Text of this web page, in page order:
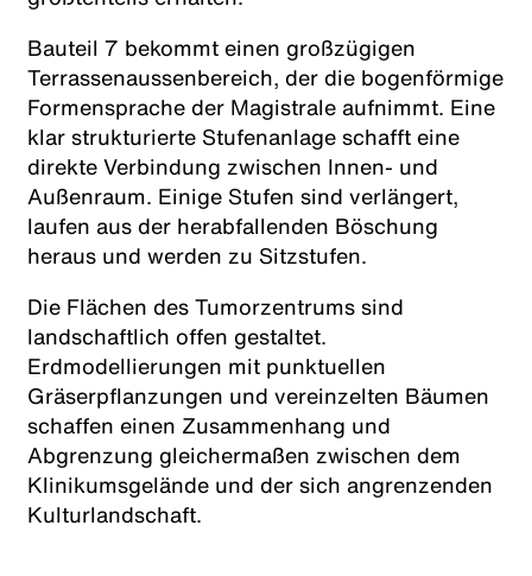
Bauteil 7 bekommt einen großzügigen
Terrassenaussenbereich, der die bogenförmige
Formensprache der Magistrale aufnimmt. Eine
klar strukturierte Stufenanlage schafft eine
direkte Verbindung zwischen Innen- und
Außenraum. Einige Stufen sind verlängert,
laufen aus der herabfallenden Böschung
heraus und werden zu Sitzstufen.
Die Flächen des Tumorzentrums sind
landschaftlich offen gestaltet.
Erdmodellierungen mit punktuellen
Gräserpflanzungen und vereinzelten Bäumen
schaffen einen Zusammenhang und
Abgrenzung gleichermaßen zwischen dem
Klinikumsgelände und der sich angrenzenden
Kulturlandschaft.